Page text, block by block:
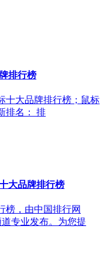
排行榜
十大品牌排行榜；鼠标
排名： 排
大品牌排行榜
榜，由中国排行网
道专业发布。为您提